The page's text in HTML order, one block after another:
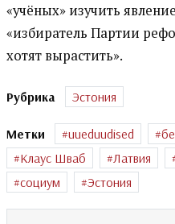
«учёных» изучить
«избиратель Партии
хотят вырастить».
Рубрика Эстония
Метки uueduudised
Клаус Шваб
Латвия
социум
Эстония